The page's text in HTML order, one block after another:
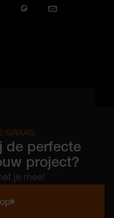
WhatsAppE-mail
GRAAG
de perfecte
project?
je mee!